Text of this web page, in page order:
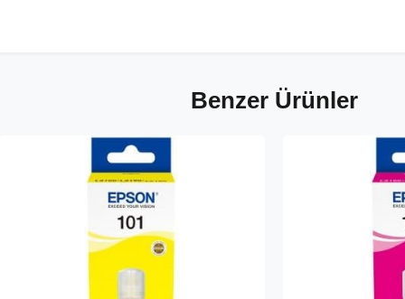
Benzer Ürünler